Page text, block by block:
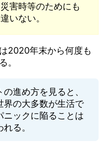
害時等のためにも
いない。
2020年末から何度も
。
進め方を見ると、
界の大多数が生活で
ニックに陥ることは
る。